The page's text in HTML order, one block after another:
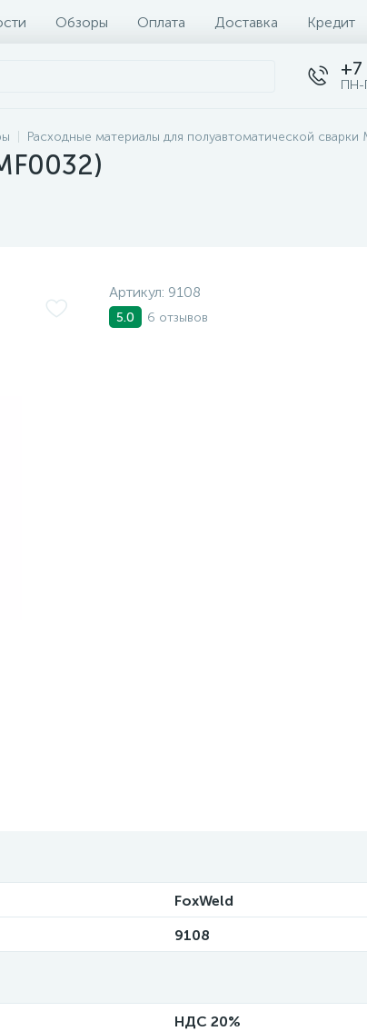
Обзоры Оплата Доставка Кредит
+7
ПН-
Расходные материалы для полуавтоматической сварки
Артикул: 9108
5.0 6 отзывов
FoxWeld
9108
НДС 20%